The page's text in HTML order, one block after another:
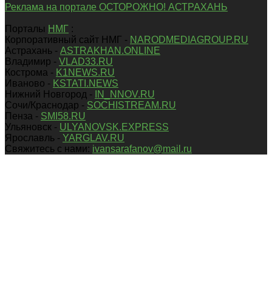
Реклама на портале ОСТОРОЖНО! АСТРАХАНЬ
Порталы НМГ :
Корпоративный сайт НМГ - NARODMEDIAGROUP.RU
Астрахань - ASTRAKHAN.ONLINE
Владимир - VLAD33.RU
Кострома - K1NEWS.RU
Иваново - KSTATI.NEWS
Нижний Новгород -
IN_NNOV.RU
Сочи/Краснодар - SOCHISTREAM.RU
Пенза - SMI58.RU
Ульяновск - ULYANOVSK.EXPRESS
Ярославль - YARGLAV.RU
Свяжитесь с нами: ivansarafanov@mail.ru